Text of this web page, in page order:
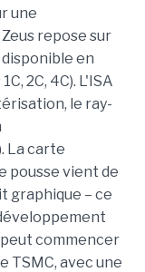
une
repose sur
en
2C, 4C). L'ISA
le ray-
La carte
pousse vient de
graphique – ce
commencer
TSMC, avec une